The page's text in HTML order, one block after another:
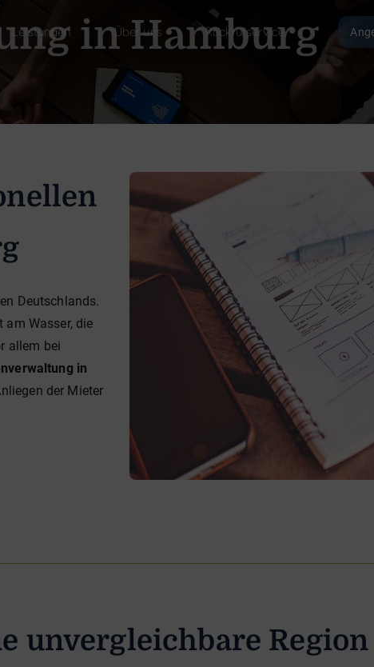
Leistungen Über uns Rückrufservice
in Hamburg
Deutschlands.
Wasser, die
allem bei
in
der Mieter
unvergleichbare Region